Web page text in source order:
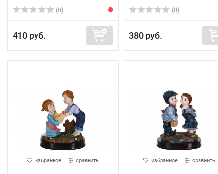
(0)
410 руб.
(0)
380 руб.
избранное сравнить избранное сравнить